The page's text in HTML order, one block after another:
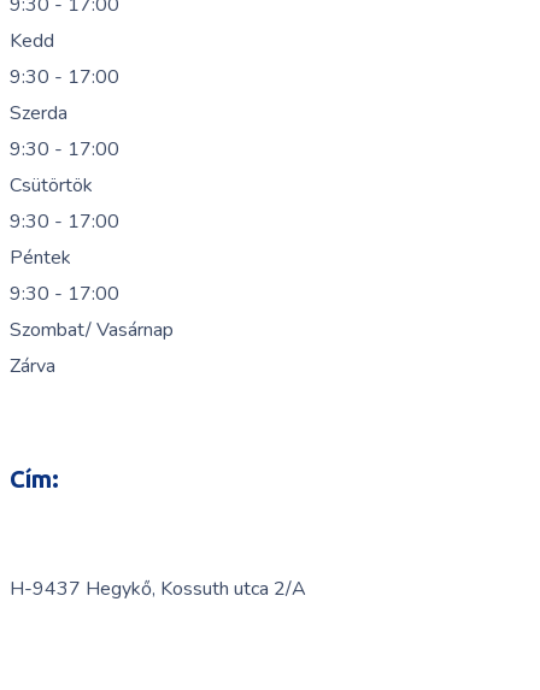
Kedd
9:30 - 17:00
Szerda
9:30 - 17:00
Csütörtök
9:30 - 17:00
Péntek
9:30 - 17:00
Szombat/ Vasárnap
Zárva
Cím:
H-9437 Hegykő, Kossuth utca 2/A